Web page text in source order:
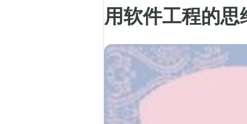
用软件工程的